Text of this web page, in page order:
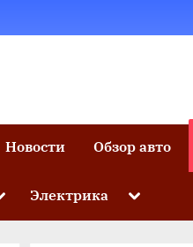
Новости Обзор авто
Электрика Toggle
menu